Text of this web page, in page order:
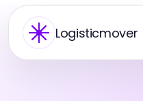
Logisticmover